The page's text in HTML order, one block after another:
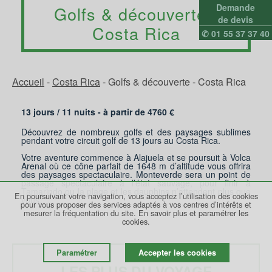
Demande
de devis
✆ 01 55 37 37 40
Golfs & découverte -
Costa Rica
Accueil -Costa Rica-Golfs & découverte - Costa Rica
13 jours / 11 nuits - à partir de 4760 €
Découvrez de nombreux golfs et des paysages sublimes
pendant votre circuit golf de 13 jours au Costa Rica.
Votre aventure commence à Alajuela et se poursuit à Volca
Arenal où ce cône parfait de 1648 m d’altitude vous offrira
des paysages spectaculaire. Monteverde sera un point de
passage spectaculaire à l’état sauvage, pour finir à
Tamarindo ou la plage et les dauphins n’attendent plus que
vous.
En poursuivant votre navigation, vous acceptez l’utilisation des cookies
pour vous proposer des services adaptés à vos centres d’intérêts et
mesurer la fréquentation du site. En savoir plus et paramétrer les
cookies.
Paramétrer Accepter les cookies